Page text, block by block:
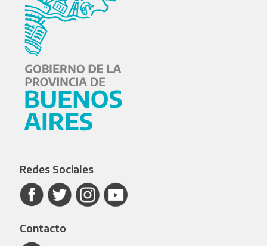
Redes Sociales
Contacto